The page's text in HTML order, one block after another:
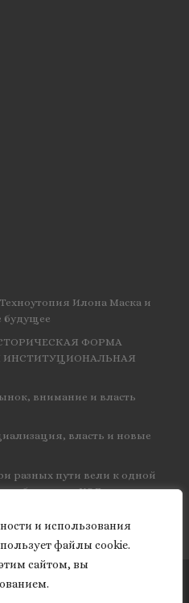
и использования
файлы cookie.
сайтом, вы
Илона Маска и
будущее
ФОРМА
ИНСТИТУЦИОНАЛЬНАЯ
внимание и власть
власть и новые
разных пути вели к одной
объединил КЭД
– Все права защищены